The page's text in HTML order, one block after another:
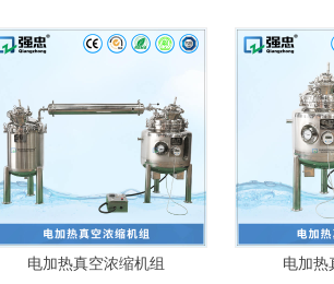
电加热真空浓缩机组 电加热